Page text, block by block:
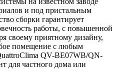
и под пристальным
сборки гарантирует
работы, с повышенной
своему приятному дизайну,
помещение с любым
QV-BE07WB/QN-
для частного дома или